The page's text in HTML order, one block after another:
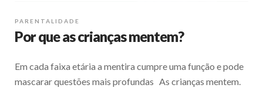
PARENTALIDADE
Por que as crianças mentem?
Em cada faixa etária a mentira cumpre uma função e pode
mascarar questões mais profundas As crianças mentem.